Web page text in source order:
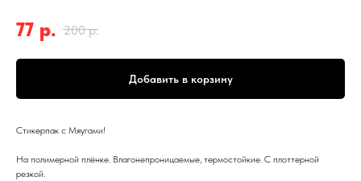
77 р. 200 р.
Добавить в корзину
Стикерпак с Мяугами!
На полимерной плёнке. Влагонепроницаемые, термостойкие. С плоттерной
резкой.